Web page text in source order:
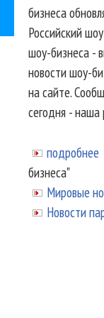
бизнеса
Российский
шоу-бизнеса -
новости шоу-
на сайте.
сегодня - наша
подробнее
бизнеса"
Мировые
Новости